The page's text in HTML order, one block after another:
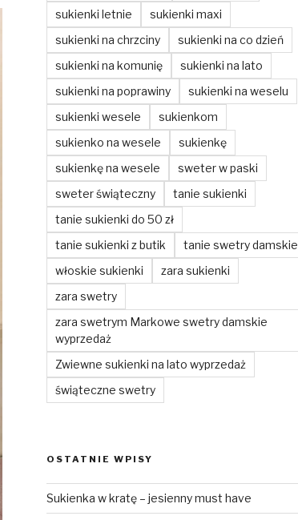
sukienki letnie
sukienki maxi
sukienki na chrzciny
sukienki na co dzień
sukienki na komunię
sukienki na lato
sukienki na poprawiny
sukienki na weselu
sukienki wesele
sukienkom
sukienko na wesele
sukienkę
sukienkę na wesele
sweter w paski
sweter świąteczny
tanie sukienki
tanie sukienki do 50 zł
tanie sukienki z butik
tanie swetry damskie
włoskie sukienki
zara sukienki
zara swetry
zara swetrym Markowe swetry damskie
wyprzedaż
Zwiewne sukienki na lato wyprzedaż
świąteczne swetry
OSTATNIE WPISY
Sukienka w kratę – jesienny must have